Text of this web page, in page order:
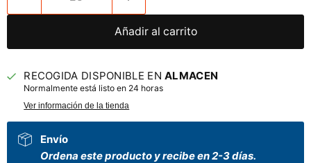
Añadir al carrito
RECOGIDA DISPONIBLE ENALMACEN
Normalmente está listo en 24 horas
Ver información de la tienda
Envío
Ordena este producto y recibe en 2-3 días.